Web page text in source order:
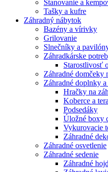
Stanovanie a
Tašky a kufre
Záhradný nábytok
Bazény a vírivky
Grilovanie
Slnečníky a
Záhradkárske
Starostlivosť
Záhradné domčeky
Záhradné doplnky
Hračky na
Koberce a
Podsedáky
Úložné boxy
Vykurovacie
Záhradné
Záhradné osvetlenie
Záhradné sedenie
Záhradné